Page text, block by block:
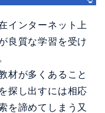
インターネット上
良質な学習を受け
材が多くあること
探し出すには相応
を諦めてしまう又